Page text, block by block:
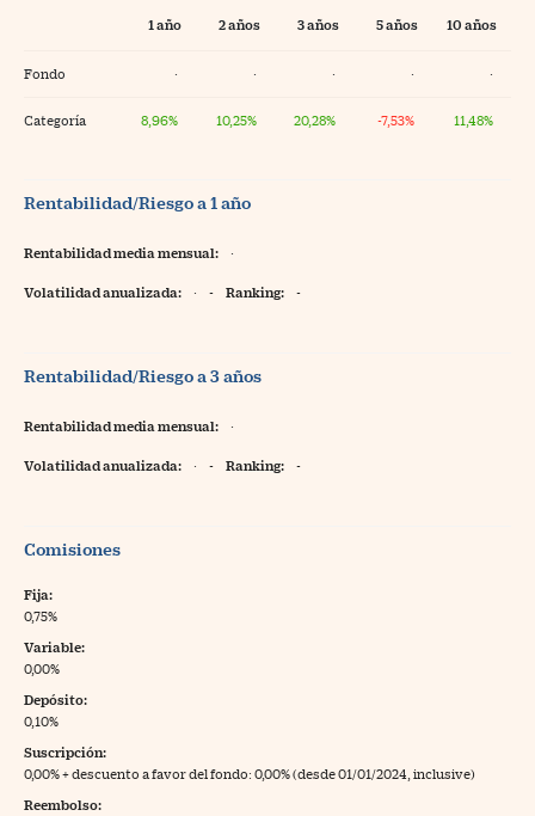
1 año 2 años 3 años 5 años 10 años
Fondo · · · · ·
Categoría 8,96% 10,25% 20,28% -7,53% 11,48%
Rentabilidad/Riesgo a 1 año
Rentabilidad media mensual: ·
Volatilidad anualizada: · - Ranking: -
Rentabilidad/Riesgo a 3 años
Rentabilidad media mensual: ·
Volatilidad anualizada: · - Ranking: -
Comisiones
Fija:
0,75%
Variable:
0,00%
Depósito:
0,10%
Suscripción:
0,00% + descuento a favor del fondo: 0,00% (desde 01/01/2024, inclusive)
Reembolso: